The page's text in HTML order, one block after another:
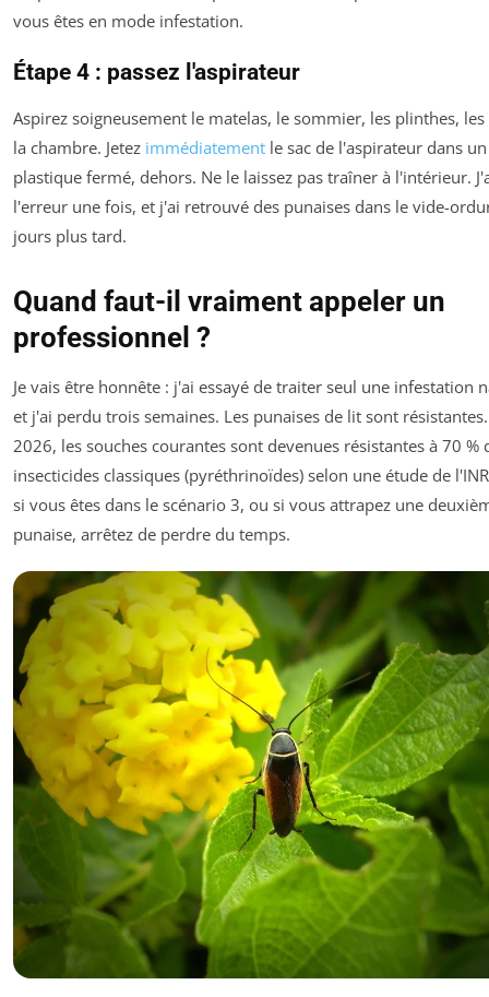
vous êtes en mode infestation.
Étape 4 : passez l'aspirateur
Aspirez soigneusement le matelas, le sommier, les plinthes,
la chambre. Jetez immédiatement le sac de l'aspirateur dans un
plastique fermé, dehors. Ne le laissez pas traîner à l'intérieur.
l'erreur une fois, et j'ai retrouvé des punaises dans le vide-
jours plus tard.
Quand faut-il vraiment appeler un
professionnel ?
Je vais être honnête : j'ai essayé de traiter seul une infestation
et j'ai perdu trois semaines. Les punaises de lit sont
2026, les souches courantes sont devenues résistantes à 70 %
insecticides classiques (pyréthrinoïdes) selon une étude de
si vous êtes dans le scénario 3, ou si vous attrapez une
punaise, arrêtez de perdre du temps.